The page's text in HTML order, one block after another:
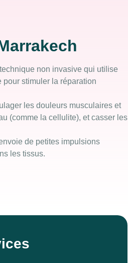
non invasive qui utilise
stimuler la réparation
les douleurs musculaires et
(comme la cellulite), et casser les
de petites impulsions
les tissus.